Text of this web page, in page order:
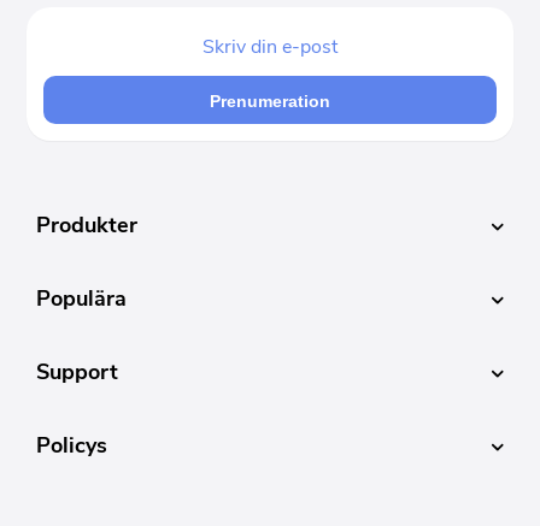
Prenumeration
Produkter
Populära
Support
Policys